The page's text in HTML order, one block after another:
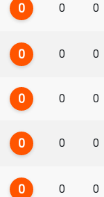
0 0 0
0 0 0
0 0 0
0 0 0
0 0 0